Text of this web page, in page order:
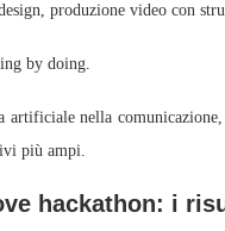
produzione video con
by doing.
artificiale nella
più ampi.
hackathon: i